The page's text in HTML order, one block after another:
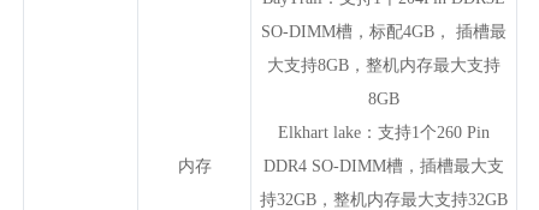
内存
SO-DIMM槽，标配4GB， 插槽最
大支持8GB，整机内存最大支持
8GB
Elkhart lake：支持1个260 Pin
DDR4 SO-DIMM槽，插槽最大支
持32GB，整机内存最大支持32GB